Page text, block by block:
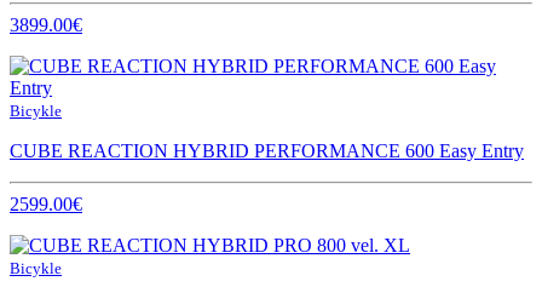
3899.00€
Bicykle
CUBE REACTION HYBRID PERFORMANCE 600 Easy Entry
2599.00€
Bicykle